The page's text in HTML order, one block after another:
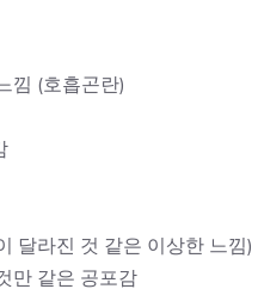
낌 (호흡곤란)
달라진 것 같은 이상한 느낌)
만 같은 공포감